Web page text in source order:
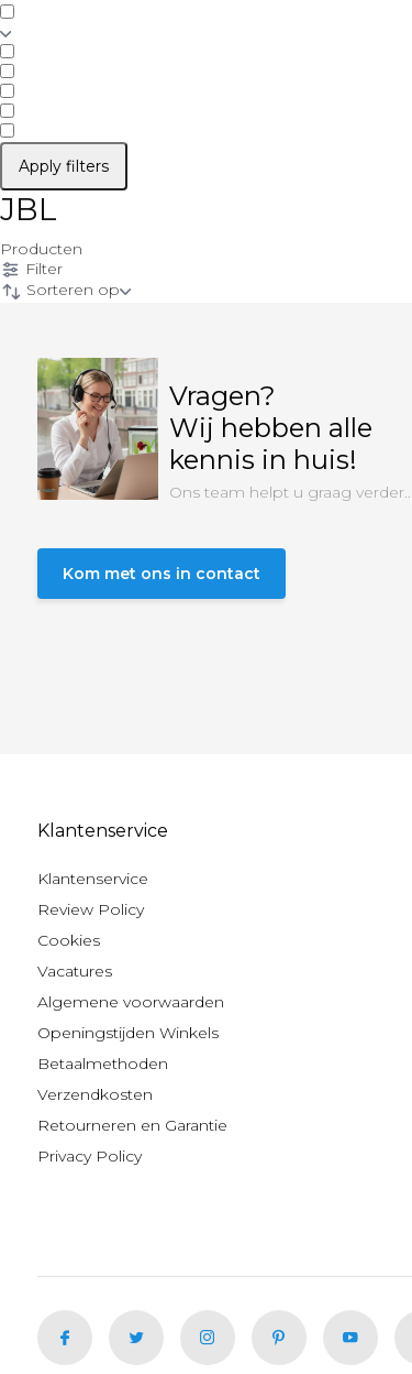
Apply filters
JBL
Producten
Filter
Sorteren op
Vragen?
Wij hebben alle
kennis in huis!
Ons team helpt u graag verder...
Kom met ons in contact
Klantenservice
Klantenservice
Review Policy
Cookies
Vacatures
Algemene voorwaarden
Openingstijden Winkels
Betaalmethoden
Verzendkosten
Retourneren en Garantie
Privacy Policy